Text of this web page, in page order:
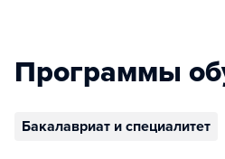
Программы
Бакалавриат и специалитет